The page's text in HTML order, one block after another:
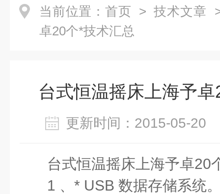
当前位置： 首页 > 技术文章
卓20个*技术汇总
台式恒温摇床上海予
更新时间：2015-05-
台式恒温摇床上海予卓20
1 、* USB 数据存储系统